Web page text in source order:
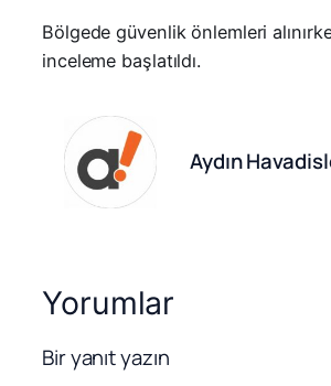
Bölgede güvenlik önlemleri
inceleme başlatıldı.
Aydın
Yorumlar
Bir yanıt yazın